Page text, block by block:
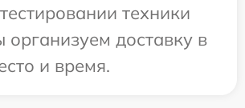
техники
организуем доставку в
и время.